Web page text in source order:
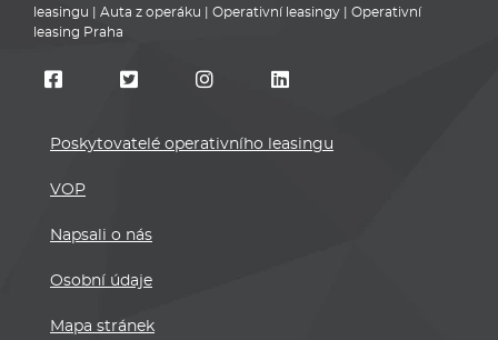
leasingu
Auta z operáku Operativní leasingy
Operativní
leasing Praha
Poskytovatelé operativního leasingu
VOP
Napsali o nás
Osobní údaje
Mapa stránek